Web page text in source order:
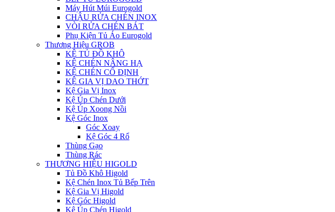
Máy Hút Múi Eurogold
CHẬU RỬA CHÉN INOX
VÒI RỬA CHÉN BÁT
Phụ Kiện Tủ Áo Eurogold
Thương Hiệu GROB
KỆ TỦ ĐỒ KHÔ
KỆ CHÉN NÂNG HẠ
KỆ CHÉN CỐ ĐỊNH
KỆ GIA VỊ DAO THỚT
Kệ Gia Vị Inox
Kệ Úp Chén Dưới
Kệ Úp Xoong Nồi
Kệ Góc Inox
Góc Xoay
Kệ Góc 4 Rổ
Thùng Gạo
Thùng Rác
THƯƠNG HIỆU HIGOLD
Tủ Đồ Khô Higold
Kệ Chén Inox Tủ Bếp Trên
Kệ Gia Vị Higold
Kệ Góc Higold
Kệ Úp Chén Higold